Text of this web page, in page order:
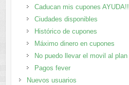
Caducan mis cupones AYUDA!!
Ciudades disponibles
Histórico de cupones
Máximo dinero en cupones
No puedo llevar el movil al plan
Pagos fever
Nuevos usuarios